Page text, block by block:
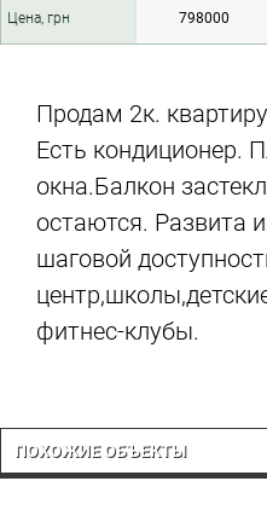
Цена, грн 798000
Продам 2к.
Есть кондиционер.
окна.Балкон
остаются. Развита
шаговой
фитнес-клубы.
ПОХОЖИЕ ОБЪЕКТЫ